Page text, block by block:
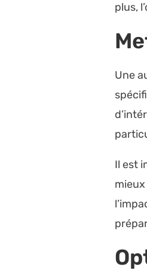
plus,
Une
Il est